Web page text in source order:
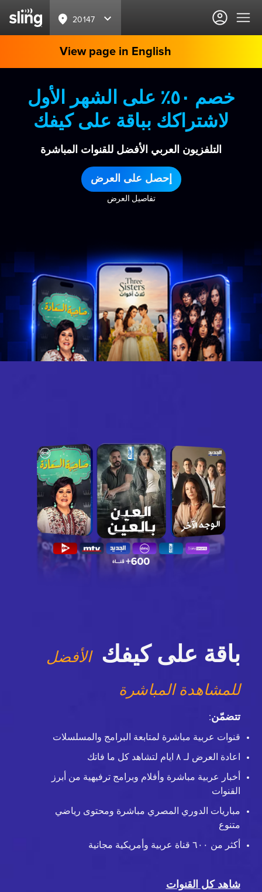
20147
View page in English
خصم ٥٠٪ على الشهر الأول
لاشتراكك بباقة على كيفك
التلفزيون العربي الأفضل للقنوات المباشرة
إحصل على العرض
تفاصيل العرض
باقة على كيفك الأفضل
للمشاهدة المباشرة
تتضمّن:
قنوات عربية مباشرة لمتابعة البرامج والمسلسلات
اعادة العرض لـ ٨ ايام لتشاهد كل ما فاتك
أخبار عربية مباشرة وأفلام وبرامج ترفيهية من أبرز
القنوات
مباريات الدوري المصري مباشرة ومحتوى رياضي
متنوع
أكثر من ٦٠٠ قناة عربية وأمريكية مجانية
شاهد كل القنوات